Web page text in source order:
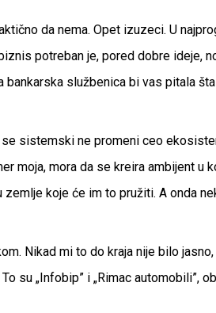
da nema. Opet izuzeci. U
potreban je, pored dobre ideje,
službenica bi vas pitala
sistemski ne promeni ceo
moja, mora da se kreira ambijent
koje će im to pružiti. A onda
Nikad mi to do kraja nije bilo
su „Infobip” i „Rimac